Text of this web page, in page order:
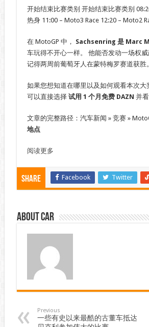
开始结束比赛类别 开始结束比赛类别
热身 11:00 – Moto3 Race 12:20 – Moto2
在 MotoGP 中， Sachsenring 是 Marc
车玩得不开心一样。 他能否发动一场权
记得两周前葡萄牙人在蒙特梅罗赛道获胜。
如果您想知道在哪里以及如何观看本次
可以直接选择 试用 1 个月免费 DAZN 并
文章的完整路径：汽车新闻 » 竞赛 »
地点
阅读更多
Share Facebook Twitter
About car
Previous
一些有史以来最酷的古董车抵达